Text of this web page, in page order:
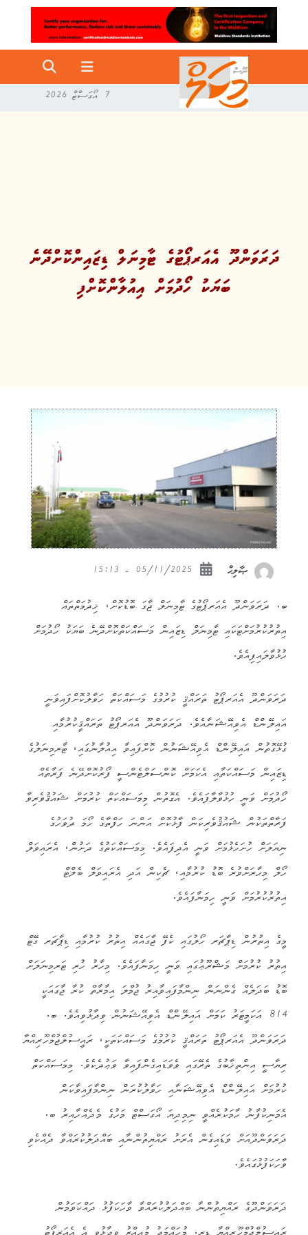
7 އޯގަސްޓް 2026
ދަރަވަންދޫ އެއަރޕޯޓުގެ ޓާމިނަލް ޑިޒައިންކޮށްދޭނެ
ބަޔަކު ހޯދުމަށް އިއުލާންކޮށްފި
ޞާލިޙް
ބ. ދަރަވަންދޫ އެއަރޕޯޓުގެ ޓާމިނަލް ޖާގަ ބޮޑުކޮށް، ޚިދުމަތްތައް
އިތުރުކުރުމަށްޓަކައި ޓާމިނަލް ޑިޒައިން މަސައްކަތްކޮށްދޭނެ ބަޔަކު ހޯދުމަށް
ހުޅުވާލައިފިއެވެ.
ދަރަވަންދޫ އެއަރޕޯޓު ތަރައްޤީ ކުރުމުގެ މަސައްކަތް ހަވާލުކޮށްފައިވަނީ
އައިލޭންޑް އެވިއޭޝަނާއެވެ. ދަރަވަންދޫ އެއަރޕޯޓު ތަރައްޤީކުރުމާއި
ގުޅޭގޮތުން އައިލޭންޑް އެވިއޭޝަނުން ކޮށްފައިވާ އިއުލާނުގައި، ޓާރމިނަލުގެ
ޑިޒައިން މަސައްކަތާއި އެކަމަށް ކޮންސަލްޓެންސީ ފޯރުކޮށްދޭނެ ފަރާތެއް
ހޯދުމަށް ވަނީ ހުޅުވާލާފައެވެ. އެގޮތުން މިމަސައްކަތް ކުރުމަށް ޝައުޤުވެރިވާ
ފަރާތްތަކުން ޝައުޤުވެރިކަން ފާޅުކޮށް އަންނަ ހަފްތާގެ ހޯމަ ދުވަހުގެ
ނިޔަލަށް ހުށަހެޅުމަށް ވަނީ އެދިފައެވެ. މިމަސައްކަތުގެ ދަށުން، އެރައިވަލް
ހޯލް މިހާރަށްވުރެ ބޮޑު ކުރުމާއި، ޗެކިން އަދި އެރައިވަލް ބެލްޓް
އިތުރުކުރުމަށް ވަނީ ހިމަނާފައެވެ.
މީގެ އިތުރުން ޑިޕާޗަރ ހޯލުގައި ކެފޭ ޖާގައެއް އިތުރު ކުރުމާއި ޑިޕާޗަރ ގޭޓް
އިތުރު ކުރުމަށް މަޝްރޫޢުގައި ވަނީ ހިމަނާފައެވެ. މިހާރު ހުރި ޓަރމިނަލަށް
ބޮޑު ބަދަލެއް ގެންނަން ނިންމާފައިވާއިރު ޖުމްލަ އިމާރާތް ކުރާ ޖާގައަކީ
814 އަކަމީޓަރު ކަމަށް އައިލޭންޑް އެވިއޭޝަނުން ވިދާޅުވިއެވެ. ބ.
ދަރަވަންދޫ އެއަރޕޯޓު ތަރައްޤީ ކުރުމުގެ މަސައްކަތަކީ، ރައީސުލްޖުމްހޫރިއްޔާ
ރިޔާސީ އިންތިޚާބުގެ ތެރޭގައި ވެވަޑައިގެންފައިވާ ވަޢުދެކެވެ. މިމަސައްކަތް
ކުރުމަށް އައިލޭންޑް އެވިއޭޝަނާއި ހަވާލުކުރަން ނިންމާފައިވާކަން
އެމަނިކުފާނު ހާމަކުރެއްވީ ނިމިދިޔަ އޯގަސްޓް މަހުގެ މެދެއްހާއިރު ބ.
ދަރަވަންދޫއަށް ވަޑައިގެން އެރަށު ރައްޔިތުންނާއި ބައްދަލުކުރައްވާ ދެއްކެވި
ވާހަކަފުޅުގައެވެ.
ދަރަވަންދޫގެ ރައްޔިތުންނާ ބައްދަލުކުރައްވާ ވާހަކަފުޅު ދައްކަވަމުން